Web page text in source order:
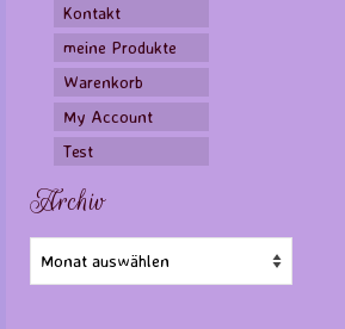
Kontakt
meine Produkte
Warenkorb
My Account
Test
Archiv